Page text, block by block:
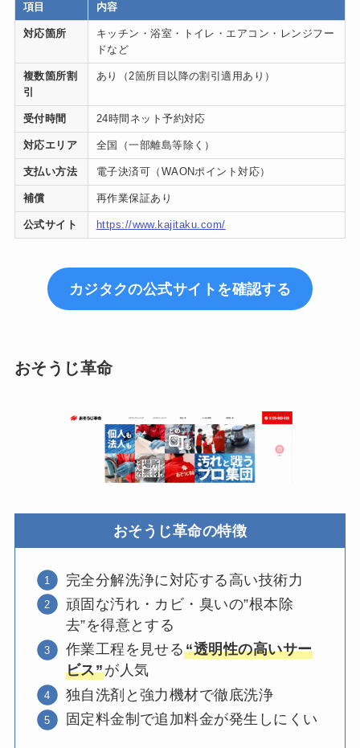
項目 内容
対応箇所
キッチン・浴室・トイレ・エアコン・レンジフー
ドなど
複数箇所割
引
あり（2箇所目以降の割引適用あり）
受付時間 24時間ネット予約対応
対応エリア 全国（一部離島等除く）
支払い方法 電子決済可（WAONポイント対応）
補償 再作業保証あり
公式サイト https://www.kajitaku.com/
カジタクの公式サイトを確認する
おそうじ革命
おそうじ革命の特徴
完全分解洗浄に対応する高い技術力
頑固な汚れ・カビ・臭いの”根本除
去”を得意とする
作業工程を見せる“透明性の高いサー
ビス”が人気
独自洗剤と強力機材で徹底洗浄
固定料金制で追加料金が発生しにくい